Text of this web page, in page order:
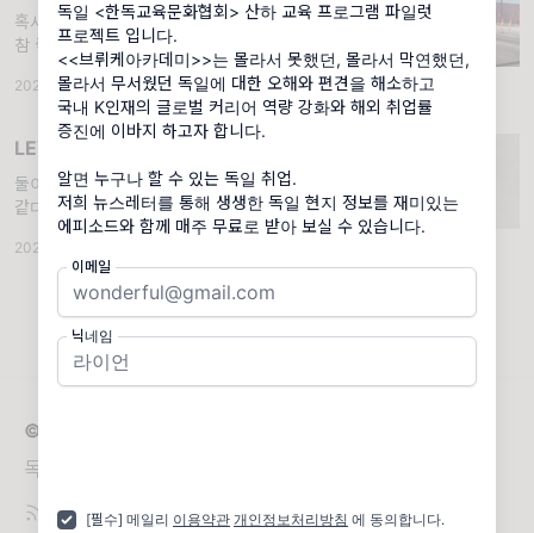
독일 <한독교육문화협회> 산하 교육 프로그램 파일럿
프로젝트 입니다.
<<브뤼케아카데미>>는 몰라서 못했던, 몰라서 막연했던,
몰라서 무서웠던 독일에 대한 오해와 편견을 해소하고
국내 K인재의 글로벌 커리어 역량 강화와 해외 취업률
증진에 이바지 하고자 합니다.
알면 누구나 할 수 있는 독일 취업.
저희 뉴스레터를 통해 생생한 독일 현지 정보를 재미있는
이메일
닉네임
[필수] 메일리 이용약관 개인정보처리방침 에 동의합니다.
혹시 30대 이상이신가요? . [상황] "남자한테
참 좋은데 설명할 방법이 없네." 한때 광고시장
을 휩쓸던 산수유 광고문구다. (이거 알면 30
대 이상일듯.) 당시에 생소했던 산수유에 대한
효능을 이 카피라이트
2024.03.17 · 에세이2023 · 조회 2.14K
LEVEL UP
둘이서 했을 때도 좋았지만 셋이서 해도 좋을거
같다. [남사장] 시간을 효율적으로 사용할 수
있고, 시스템을 만들 수 있고, 다양한 것을 동시
에 할 수 있도록 만들어 주는 마법과 같은 성공
의 핵심 요소 >>위임<<. 하지만 막상 일을
2024.09.19
© 2026 브뤼케아카데미
독일 취업 성공 스토리